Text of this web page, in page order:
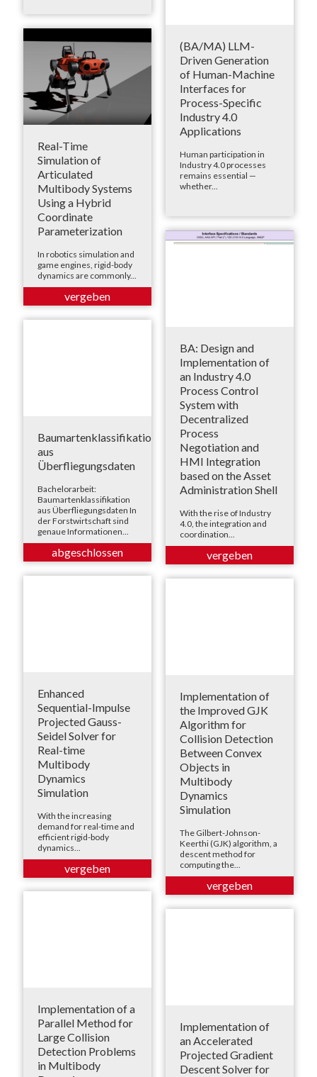
(BA/MA) LLM-
Driven Generation
of Human-Machine
Interfaces for
Process-Specific
Industry 4.0
Applications
Human participation in
Industry 4.0 processes
remains essential —
whether...
Real-Time
Simulation of
Articulated
Multibody Systems
Using a Hybrid
Coordinate
Parameterization
In robotics simulation and
game engines, rigid-body
dynamics are commonly...
BA: Design and
Implementation of
an Industry 4.0
Process Control
System with
Decentralized
Process
Negotiation and
HMI Integration
based on the Asset
Administration Shell
With the rise of Industry
4.0, the integration and
coordination...
Baumartenklassifikation
aus
Überfliegungsdaten
Bachelorarbeit:
Baumartenklassifikation
aus Überfliegungsdaten In
der Forstwirtschaft sind
genaue Informationen...
Enhanced
Sequential-Impulse
Projected Gauss-
Seidel Solver for
Real-time
Multibody
Dynamics
Simulation
With the increasing
demand for real-time and
efficient rigid-body
dynamics...
Implementation of
the Improved GJK
Algorithm for
Collision Detection
Between Convex
Objects in
Multibody
Dynamics
Simulation
The Gilbert-Johnson-
Keerthi (GJK) algorithm, a
descent method for
computing the...
Implementation of a
Parallel Method for
Large Collision
Detection Problems
in Multibody
Implementation of
an Accelerated
Projected Gradient
Descent Solver for